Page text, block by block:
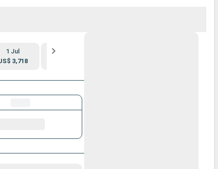
1 Jul
3,718